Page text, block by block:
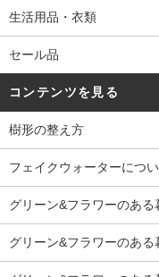
生活用品・衣類
セール品
コンテンツを見る
樹形の整え方
フェイクウォーターにつ
グリーン&フラワーのある
グリーン&フラワーのある